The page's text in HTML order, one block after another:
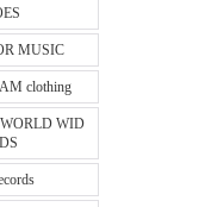
MUSIC
clothing
WID